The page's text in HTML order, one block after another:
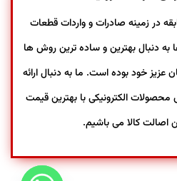
با ۴۰ سال سابقه در زمینه صادرات و واردات قطعات
به دنبال بهترین و ساده ترین روش ها
عزیز خود بوده است. ما به دنبال ارائه
الکترونیکی با بهترین قیمت
اصالت کالا می باشیم.